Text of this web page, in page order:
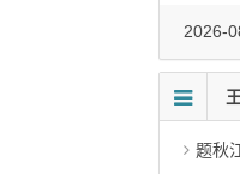
2026-
题秋